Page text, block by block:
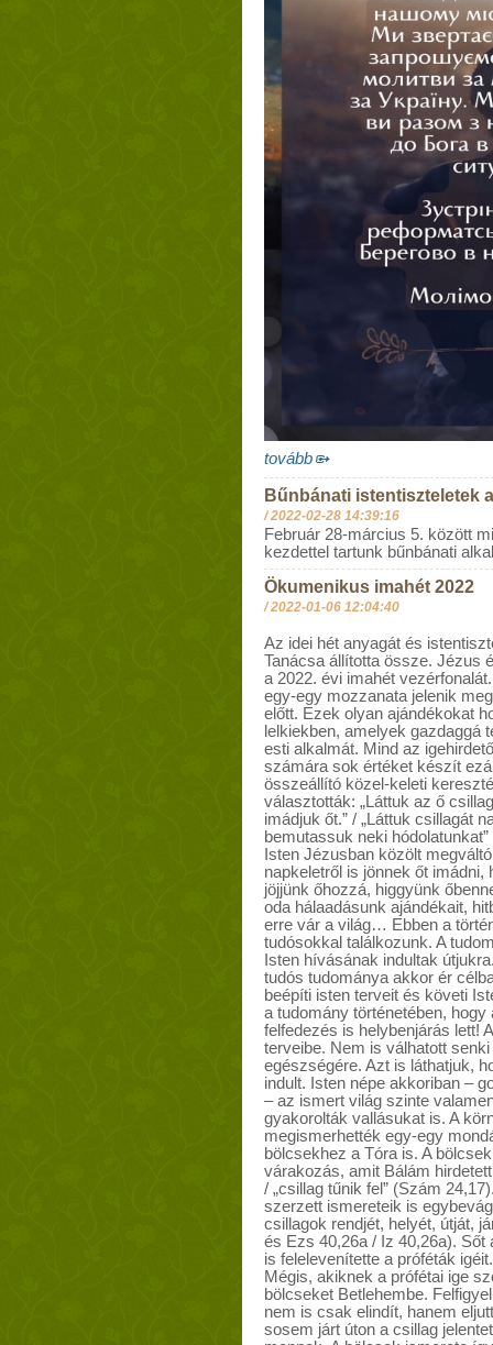
tovább
Bűnbánati istentiszteletek
/2022-02-28 14:39:16
Február 28-március 5. között
kezdettel tartunk bűnbánati
Ökumenikus imahét 2022
/2022-01-06 12:04:40
Az idei hét anyagát és
Tanácsa állította össze. Jézus
a 2022. évi imahét
egy-egy mozzanata jelenik
előtt. Ezek olyan ajándékokat
lelkiekben, amelyek gazdaggá
esti alkalmát. Mind az
számára sok értéket készít
összeállító közel-keleti
választották: „Láttuk az ő
imádjuk őt.” / „Láttuk csillagát
bemutassuk neki
Isten Jézusban közölt
napkeletről is jönnek őt
jöjjünk őhozzá, higgyünk
oda hálaadásunk ajándékait,
erre vár a világ… Ebben a
tudósokkal találkozunk. A
Isten hívásának indultak
tudós tudománya akkor ér
beépíti isten terveit és követi
a tudomány történetében,
felfedezés is helybenjárás lett!
terveibe. Nem is válhatott
egészségére. Azt is láthatjuk,
indult. Isten népe akkoriban –
– az ismert világ szinte
gyakorolták vallásukat is. A
megismerhették egy-egy
bölcsekhez a Tóra is. A
várakozás, amit Bálám
/ „csillag tűnik fel” (Szám
szerzett ismereteik is
csillagok rendjét, helyét, útját,
és Ezs 40,26a / Iz 40,26a).
is felelevenítette a próféták
Mégis, akiknek a prófétai ige
bölcseket Betlehembe.
nem is csak elindít, hanem
sosem járt úton a csillag